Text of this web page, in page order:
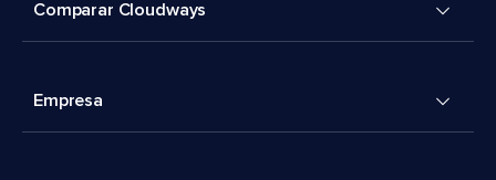
Comparar Cloudways
Empresa